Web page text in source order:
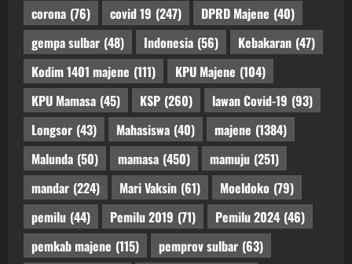
corona (76) covid 19 (247) DPRD Majene (40)
gempa sulbar (48) Indonesia (56) Kebakaran (47)
Kodim 1401 majene (111) KPU Majene (104)
KPU Mamasa (45) KSP (260) lawan Covid-19 (93)
Longsor (43) Mahasiswa (40) majene (1384)
Malunda (50) mamasa (450) mamuju (251)
mandar (224) Mari Vaksin (61) Moeldoko (79)
pemilu (44) Pemilu 2019 (71) Pemilu 2024 (46)
pemkab majene (115) pemprov sulbar (63)